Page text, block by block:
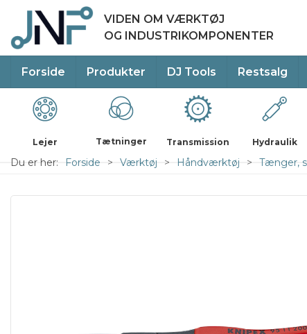
VIDEN OM VÆRKTØJ
OG INDUSTRIKOMPONENTER
Forside Produkter DJ Tools Restsalg
Lejer Tætninger Transmission Hydraulik
Du er her: Forside Værktøj Håndværktøj Tænger,